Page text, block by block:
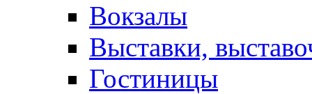
Вокзалы
Выставки,
Гостиницы